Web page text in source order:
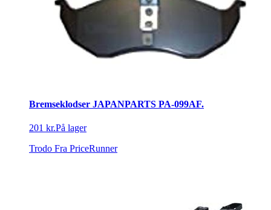
Bremseklodser JAPANPARTS PA-099AF.
201 kr.På lager
Trodo Fra PriceRunner